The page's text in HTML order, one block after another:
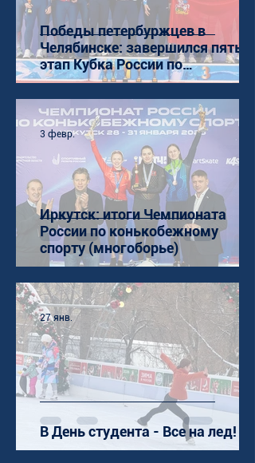
Победы петербуржцев в
Челябинске: завершился пятый
этап Кубка России по
конькобежному спорту (ШТ)
Иркутск: итоги Чемпионата
России по конькобежному
спорту (многоборье)
3 февр.
В День студента - Все на лед!
27 янв.